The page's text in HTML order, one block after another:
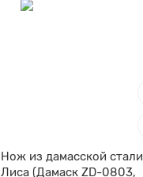
Нож из дамасской стали
Лиса (Дамаск ZD-0803,